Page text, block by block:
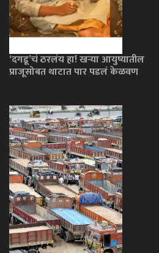
‘दगडू’चं ठरलंय हा! खऱ्या आयुष्यातील
प्राजूसोबत थाटात पार पडलं केळवण